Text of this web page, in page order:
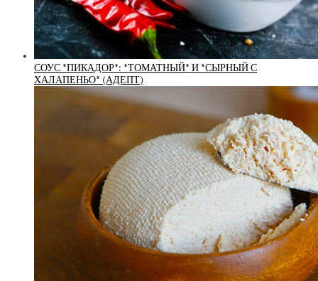
СОУС *ПИКАДОР*: *ТОМАТНЫЙ* И *СЫРНЫЙ С
ХАЛАПЕНЬО* (АДЕПТ)